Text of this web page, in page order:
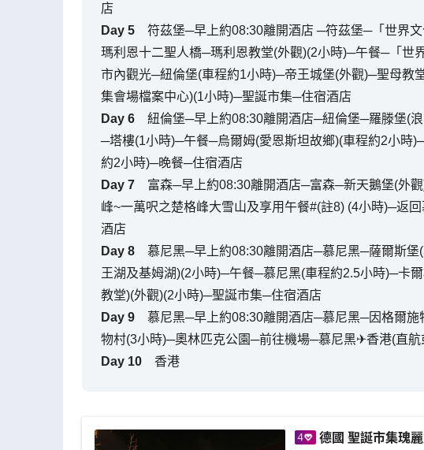
店
Day 5
符茲堡─早上約08:30離開酒店 ─符茲堡─「世界
瑪利恩十二聖人橋─瑪利恩教堂(外觀)(2小時)─午餐─「世
市內觀光─紐倫堡(車程約1小時)─帝王城堡(外觀)─聖母教
集會場檔案中心)(1小時)─聖誕市集─住宿酒店
Day 6
紐倫堡─早上約08:30離開酒店─紐倫堡─羅滕堡(
─塔樓(1小時)─午餐─烏爾姆(愛恩斯坦故鄉)(車程約2小時
約2小時)─晚餐─住宿酒店
Day 7
富森─早上約08:30離開酒店─富森─新天鵝堡(外
峰~一萬呎之楚格峰大雪山及享用午餐#(註8) (4小時)─返
酒店
Day 8
慕尼黑─早上約08:30離開酒店─慕尼黑─薩爾斯堡
王湖及基姆湖)(2小時)─午餐─慕尼黑(車程約2.5小時)─卡
教堂)(外觀)(2小時)─聖誕市集─住宿酒店
Day 9
慕尼黑─早上約08:30離開酒店─慕尼黑─因格爾
物村(3小時)─奧林匹克公園─前往機場─慕尼黑✈香港(直
Day 10 香港
德國 聖誕市集瑰